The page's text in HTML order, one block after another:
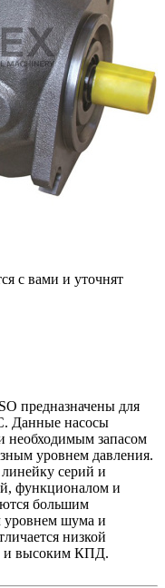
с вами и уточнят
предназначены для
Данные насосы
необходимым запасом
уровнем давления.
серий и
функционалом и
большим
уровнем шума и
низкой
и высоким КПД.